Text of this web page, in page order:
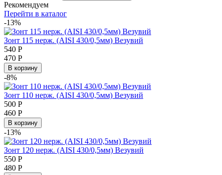
Рекомендуем
Перейти в каталог
-13%
Зонт 115 нерж. (AISI 430/0,5мм) Везувий
540 Р
470 Р
В корзину
-8%
Зонт 110 нерж. (AISI 430/0,5мм) Везувий
500 Р
460 Р
В корзину
-13%
Зонт 120 нерж. (AISI 430/0,5мм) Везувий
550 Р
480 Р